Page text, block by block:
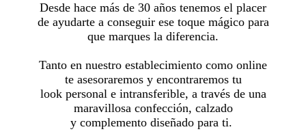
Desde hace más de 30 años tenemos el placer
de ayudarte a conseguir ese toque mágico para
que marques la diferencia.
Tanto en nuestro establecimiento como online
te asesoraremos y encontraremos tu
look personal e intransferible, a través de una
maravillosa confección, calzado
y complemento diseñado para ti.